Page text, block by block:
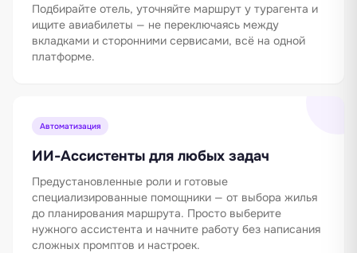
Подбирайте отель, уточняйте маршрут у турагента и
ищите авиабилеты — не переключаясь между
вкладками и сторонними сервисами, всё на одной
платформе.
Автоматизация
ИИ-Ассистенты для любых задач
Предустановленные роли и готовые
специализированные помощники — от выбора жилья
до планирования маршрута. Просто выберите
нужного ассистента и начните работу без написания
сложных промптов и настроек.